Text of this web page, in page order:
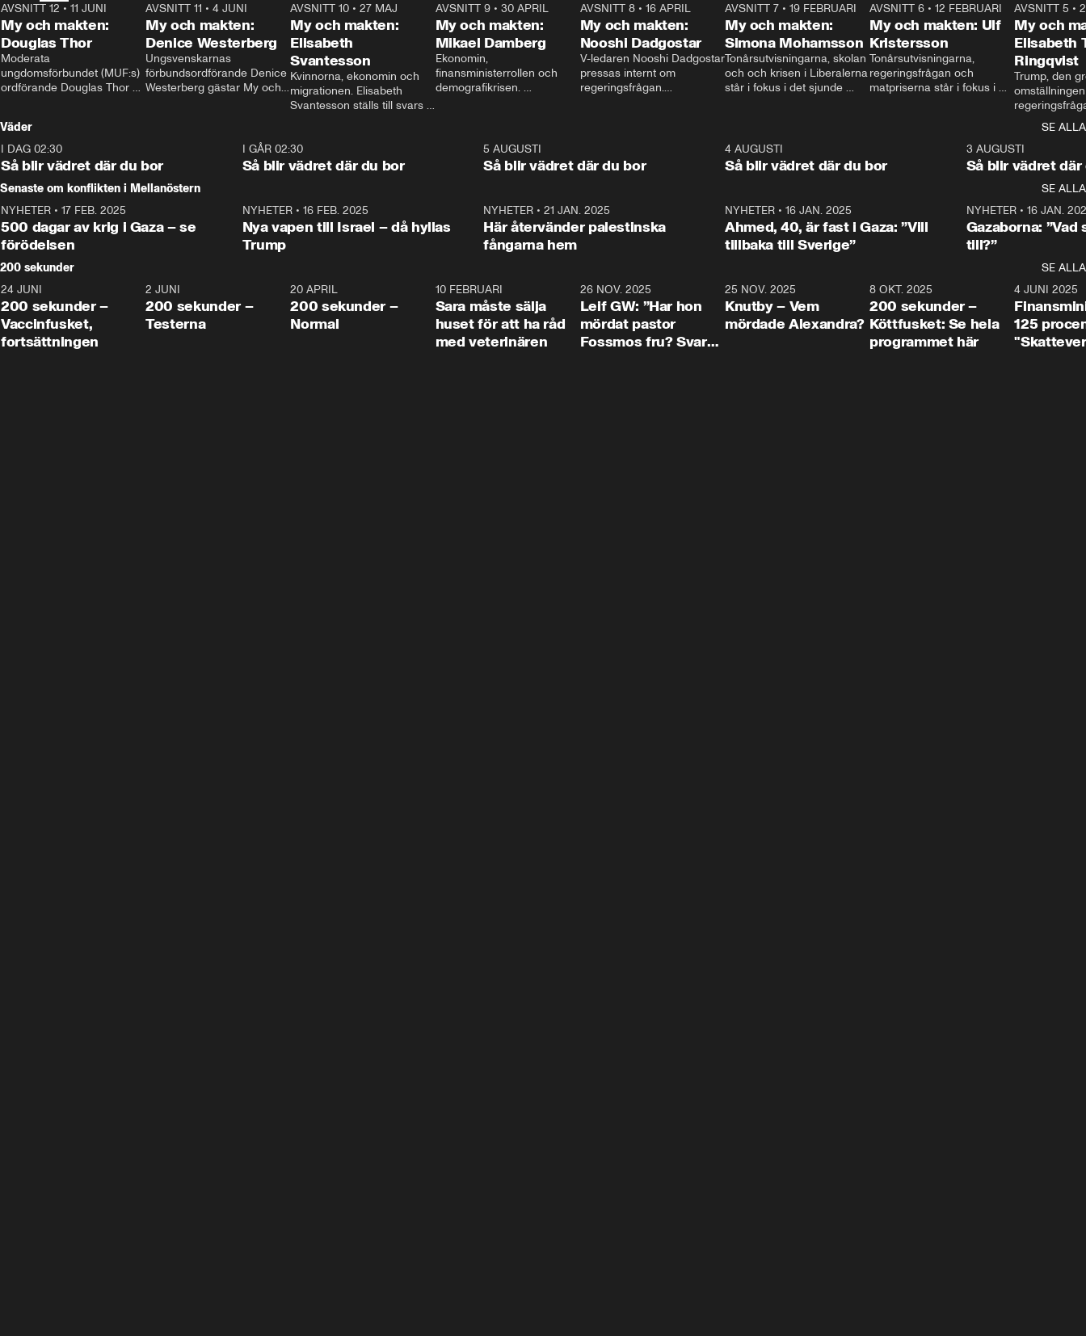
26:27
AVSNITT 12 • 11 JUNI
My och makten:
Douglas Thor
Moderata
ungdomsförbundet (MUF:s)
ordförande Douglas Thor
tonårsutvisningarna och hur
Moderaterna ska locka
väljare till valet i höst.
23:40
AVSNITT 11 •4 JUNI
My och makten:
Denice Westerberg
Ungsvenskarnas
förbundsordförande Denice
Westerberg gästar My och
AVSNITT 10 •27 MAJ
My och makten:
Elisabeth
Svantesson
Kvinnorna, ekonomin och
migrationen. Elisabeth
Svantesson ställs till svars
AVSNITT 9• 30 APRIL
My och makten:
Mikael Damberg
Ekonomin,
finansministerrollen och
demografikrisen.
och Makten.
AVSNITT 8• 16 APRIL
My och makten:
Nooshi Dadgostar
V-ledaren Nooshi Dadgostar
pressas internt om
regeringsfrågan.
– Vi ställer upp i val. Ska vi
vara med så sitter vi förstås
24:30
AVSNITT 7• 19 FEBRUARI
My och makten:
Simona Mohamsson
Tonårsutvisningarna, skolan
och och krisen i Liberalerna
står i fokus i det sjunde
kommentator My
Rohwedder ställer
utbildnings- och
Mohamsson till svars.
27:30
AVSNITT 6 •12 FEBRUARI
My och makten: Ulf
Kristersson
Tonårsutvisningarna,
regeringsfrågan och
matpriserna står i fokus i
Rohwedder ställer
statsminister Ulf Kristersson
AVSNITT 5 •
My och
Elisabeth
Ringqvist
Trump, den
centrum i
avsnittet av
Makten”. Se
Aftonbladets
Rohwedder
Thand Ring
Väder
SE ALLA
I DAG 02:30
Så blir vädret där du bor
1:06
I GÅR 02:30
Så blir vädret där du bor
5 AUGUSTI
Så blir vädret där du bor
4 AUGUSTI
Så blir vädret där du bor
3 AUGUSTI
Så blir vädret där
Senaste om konflikten i Mellanöstern
SE ALLA
NYHETER • 17 FEB. 2025
500 dagar av krig i Gaza – se
förödelsen
NYHETER• 16 FEB. 2025
Nya vapen till Israel – då hyllas
Trump
NYHETER •21 JAN. 2025
Här återvänder palestinska
fångarna hem
NYHETER• 16 JAN. 2025
Ahmed, 40, är fast i Gaza: ”Vill
tillbaka till Sverige”
NYHETER• 16 JAN.
Gazaborna:
till?”
200 sekunder
SE ALLA
5:00
24 JUNI
200 sekunder –
Vaccinfusket,
fortsättningen
4:23
2 JUNI
200 sekunder –
Testerna
20 APRIL
200 sekunder –
Normal
10 FEBRUARI
Sara måste sälja
huset för att ha råd
med veterinären
26 NOV. 2025
Leif GW: ”Har hon
mördat pastor
Fossmos fru? Svar
31:05
25 NOV. 2025
Knutby – Vem
mördade Alexandra?
4:29
8 OKT. 2025
200 sekunder –
Köttfusket: Se hela
programmet här
4 JUNI 2025
125